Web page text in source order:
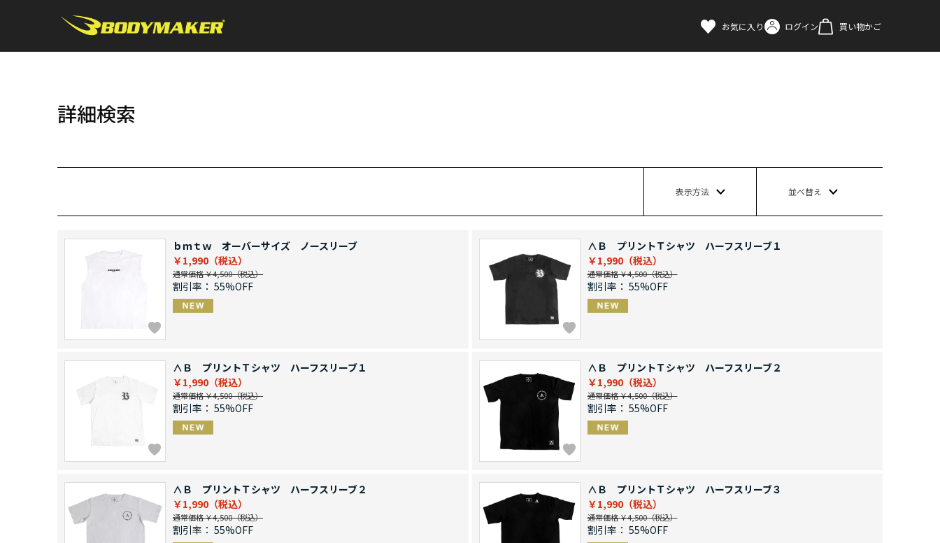
お気に入り ログイン 買い物かご
詳細検索
表示方法 並べ替え
ｂｍｔｗ オーバーサイズ ノースリーブ
￥1,990
通常価格 ￥4,500
割引率： 55%OFF
∧Ｂ プリントＴシャツ ハーフスリーブ１
￥1,990
通常価格 ￥4,500
割引率： 55%OFF
∧Ｂ プリントＴシャツ ハーフスリーブ１
￥1,990
通常価格 ￥4,500
割引率： 55%OFF
∧Ｂ プリントＴシャツ ハーフスリーブ２
￥1,990
通常価格 ￥4,500
割引率： 55%OFF
∧Ｂ プリントＴシャツ ハーフスリーブ２
￥1,990
通常価格 ￥4,500
割引率： 55%OFF
∧Ｂ プリントＴシャツ ハーフスリーブ３
￥1,990
通常価格 ￥4,500
割引率： 55%OFF